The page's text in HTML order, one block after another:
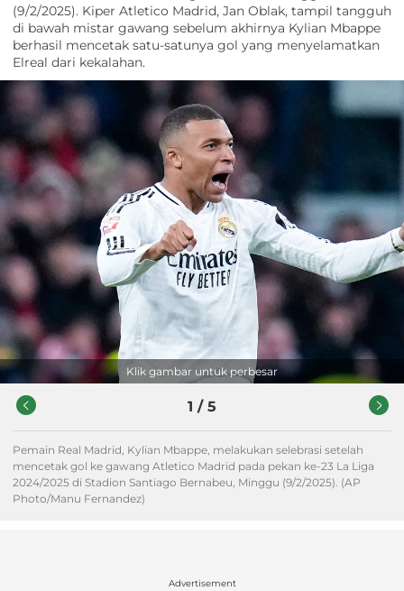
(9/2/2025). Kiper Atletico Madrid, Jan Oblak, tampil tangguh
di bawah mistar gawang sebelum akhirnya Kylian Mbappe
berhasil mencetak satu-satunya gol yang menyelamatkan
Elreal dari kekalahan.
Klik gambar untuk perbesar
1 / 5
Pemain Real Madrid, Kylian Mbappe, melakukan selebrasi setelah
mencetak gol ke gawang Atletico Madrid pada pekan ke-23 La Liga
2024/2025 di Stadion Santiago Bernabeu, Minggu (9/2/2025). (AP
Photo/Manu Fernandez)
Advertisement